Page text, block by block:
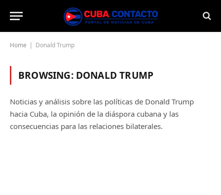
Home Donald Trump
BROWSING: DONALD TRUMP
Noticias y análisis sobre las políticas de Donald Trump
hacia Cuba, la opinión de la diáspora cubana y las
consecuencias para las relaciones bilaterales.